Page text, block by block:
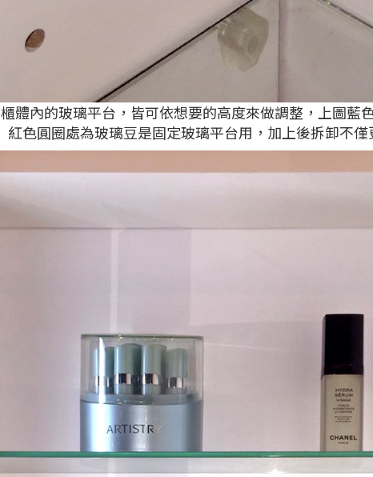
櫃體內的玻璃平台，皆可依想要的高度來做調整，上圖藍
紅色圓圈處為玻璃豆是固定玻璃平台用，加上後拆卸不僅